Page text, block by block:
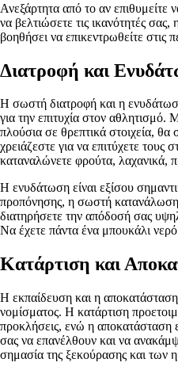
Ανεξάρτητα από το αν επιθυμείτε
να βελτιώσετε τις ικανότητές
βοηθήσει να επικεντρωθείτε στις
Διατροφή και
Η σωστή διατροφή και η
για την επιτυχία στον αθλητισμό.
πλούσια σε θρεπτικά στοιχεία, θα
χρειάζεστε για να επιτύχετε τους
καταναλώνετε φρούτα, λαχανικά,
Η ενυδάτωση είναι εξίσου
προπόνησης, η σωστή
διατηρήσετε την απόδοσή σας
Να έχετε πάντα ένα μπουκάλι
Κατάρτιση και
Η εκπαίδευση και η αποκατάσταση
νομίσματος. Η κατάρτιση
προκλήσεις, ενώ η αποκατάσταση
σας να επανέλθουν και να
σημασία της ξεκούρασης και των